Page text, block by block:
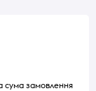
сума замовлення